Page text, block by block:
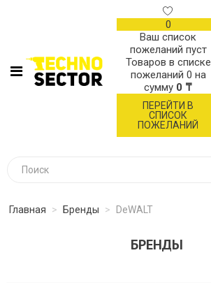
0
Ваш список
пожеланий пуст
Товаров в списке
пожеланий 0 на
сумму 0 ₸
ПЕРЕЙТИ В
СПИСОК
ПОЖЕЛАНИЙ
Главная > Бренды > DeWALT
БРЕНДЫ